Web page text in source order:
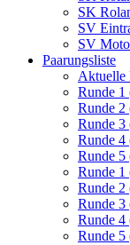
SK
SV
SV
Paarungsliste
Aktuelle
Runde 1
Runde 2
Runde 3
Runde 4
Runde 5
Runde 1
Runde 2
Runde 3
Runde 4
Runde 5